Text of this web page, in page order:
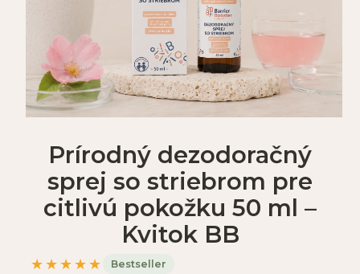
Prírodný dezodoračný
sprej so striebrom pre
citlivú pokožku 50 ml –
Kvitok BB
★★★★★ Bestseller